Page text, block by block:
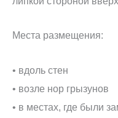
Места размещения:
• вдоль стен
• возле нор грызунов
• в местах, где были